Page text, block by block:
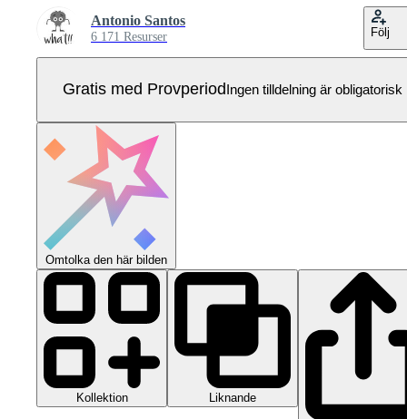
Antonio Santos
6 171 Resurser Följ
Gratis med ProvperiodIngen tilldelning är obligatorisk
Omtolka den här bilden
Kollektion Liknande